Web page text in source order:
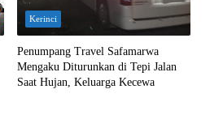
Kerinci
Penumpang Travel Safamarwa
Mengaku Diturunkan di Tepi Jalan
Saat Hujan, Keluarga Kecewa